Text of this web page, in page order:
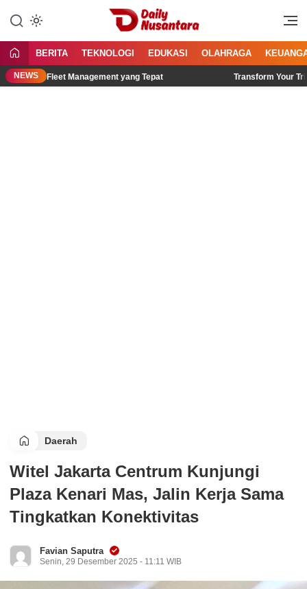
konten
Daily Nusantara
Menyajikan Fakta, Menginspirasi
BERITA TEKNOLOGI EDUKASI OLAHRAGA
NEWS
Fleet Management yang Tepat Transform Your Trip
Daerah
Witel Jakarta Centrum Kunjungi
Plaza Kenari Mas, Jalin Kerja Sama
Tingkatkan Konektivitas
Favian Saputra
Senin, 29 Desember 2025 - 11:11 WIB